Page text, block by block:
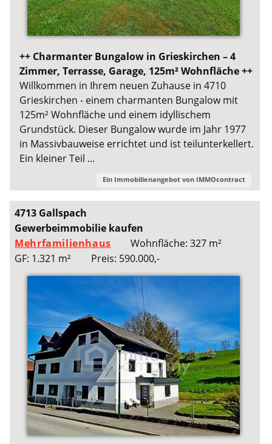
++ Charmanter Bungalow in Grieskirchen – 4
Zimmer, Terrasse, Garage, 125m² Wohnfläche ++
Willkommen in Ihrem neuen Zuhause in 4710
Grieskirchen - einem charmanten Bungalow mit
125m² Wohnfläche und einem idyllischem
Grundstück. Dieser Bungalow wurde im Jahr 1977
in Massivbauweise errichtet und ist teilunterkellert.
Ein kleiner Teil ...
Ein Immobilienangebot von IMMOcontract
4713 Gallspach
Gewerbeimmobilie kaufen
Mehrfamilienhaus
Wohnfläche: 327 m²
GF: 1.321 m²
Preis: 590.000,-